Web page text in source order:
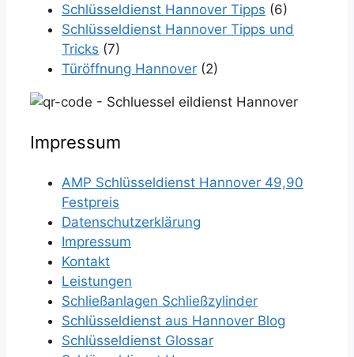
Schlüsseldienst Hannover Tipps (6)
Schlüsseldienst Hannover Tipps und
Tricks (7)
Türöffnung Hannover (2)
Impressum
AMP Schlüsseldienst Hannover 49,90
Festpreis
Datenschutzerklärung
Impressum
Kontakt
Leistungen
Schließanlagen Schließzylinder
Schlüsseldienst aus Hannover Blog
Schlüsseldienst Glossar